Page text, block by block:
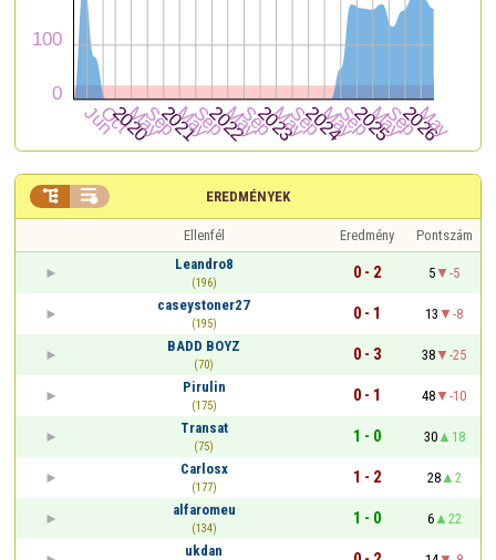
EREDMÉNYEK
 
Ellenfél Eredmény
Pontszám
Leandro8
(196)
0 - 2 5
-5
caseystoner27
(195)
0 - 1 13
-8
BADD BOYZ
(70)
0 - 3 38
-25
Pirulin
(175)
0 - 1 48
-10
Transat
(75)
1 - 0 30
18
Carlosx
(177)
1 - 2 28
2
alfaromeu
(134)
1 - 0 6
22
ukdan